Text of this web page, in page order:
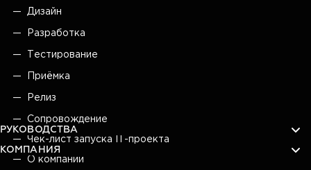
Дизайн
Разработка
Тестирование
Приёмка
Релиз
Сопровождение
РУКОВОДСТВА
Чек-лист запуска IT-проекта
КОМПАНИЯ
О компании